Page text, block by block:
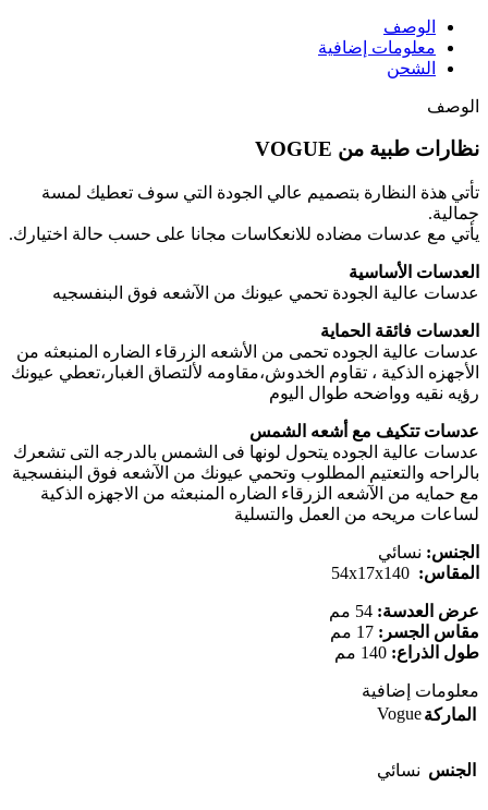
الوصف
معلومات إضافية
الشحن
الوصف
نظارات طبية من VOGUE
تأتي هذة النظارة بتصميم عالي الجودة التي سوف تعطيك لمسة
جمالية.
يأتي مع عدسات مضاده للانعكاسات مجانا على حسب حالة اختيارك.
العدسات الأساسية
عدسات عالية الجودة تحمي عيونك من الآشعه فوق البنفسجيه
العدسات فائقة الحماية
عدسات عالية الجوده تحمى من الأشعه الزرقاء الضاره المنبعثه من
الأجهزه الذكية ، تقاوم الخدوش،مقاومه لألتصاق الغبار،تعطي عيونك
رؤيه نقيه وواضحه طوال اليوم
عدسات تتكيف مع أشعه الشمس
عدسات عالية الجوده يتحول لونها فى الشمس بالدرجه التى تشعرك
بالراحه والتعتيم المطلوب وتحمي عيونك من الآشعه فوق البنفسجية
مع حمايه من الآشعه الزرقاء الضاره المنبعثه من الاجهزه الذكية
لساعات مريحه من العمل والتسلية
الجنس: نسائي
المقاس:
عرض العدسة:
مقاس الجسر:
طول الذراع:
معلومات إضافية
الماركةVogue
الجنس نسائي